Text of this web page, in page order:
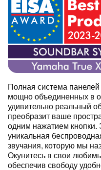
Полная система
мощно объединенных в
удивительно реальный
преобразит ваше
одним нажатием кнопки.
уникальная
звучания, которую мы
Окунитесь в свои
обеспечив свободу